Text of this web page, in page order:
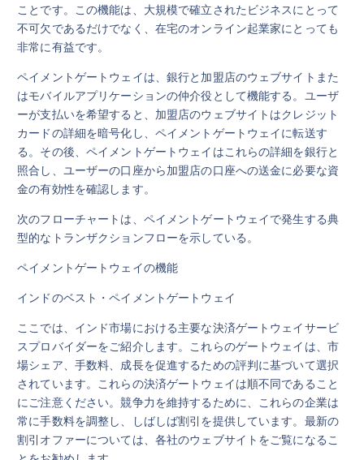
ことです。この機能は、大規模で確立されたビジネスにとって
不可欠であるだけでなく、在宅のオンライン起業家にとっても
非常に有益です。
ペイメントゲートウェイは、銀行と加盟店のウェブサイトまた
はモバイルアプリケーションの仲介役として機能する。ユーザ
ーが支払いを希望すると、加盟店のウェブサイトはクレジット
カードの詳細を暗号化し、ペイメントゲートウェイに転送す
る。その後、ペイメントゲートウェイはこれらの詳細を銀行と
照合し、ユーザーの口座から加盟店の口座への送金に必要な資
金の有効性を確認します。
次のフローチャートは、ペイメントゲートウェイで発生する典
型的なトランザクションフローを示している。
ペイメントゲートウェイの機能
インドのベスト・ペイメントゲートウェイ
ここでは、インド市場における主要な決済ゲートウェイサービ
スプロバイダーをご紹介します。これらのゲートウェイは、市
場シェア、手数料、成長を促進するための評判に基づいて選択
されています。これらの決済ゲートウェイは順不同であること
にご注意ください。競争力を維持するために、これらの企業は
常に手数料を調整し、しばしば割引を提供しています。最新の
割引オファーについては、各社のウェブサイトをご覧になるこ